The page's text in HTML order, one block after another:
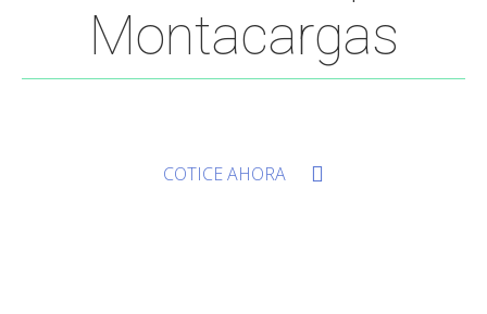
Montacargas
COTICE AHORA